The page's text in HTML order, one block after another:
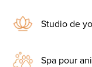
Studio de
Spa pour